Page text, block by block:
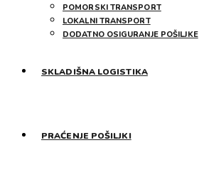
POMORSKI TRANSPORT
LOKALNI TRANSPORT
DODATNO OSIGURANJE POŠILJKE
SKLADIŠNA LOGISTIKA
PRAĆENJE POŠILJKI